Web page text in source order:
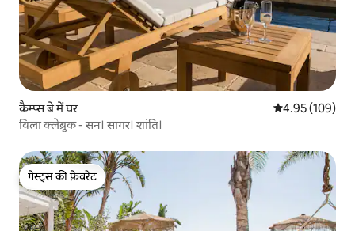
कैम्प्स बे में घर औसत रेटिंग 5 में से
4.95 (109)
विला क्लेब्रुक - सन। सागर। शांति।
गेस्ट्स की फ़ेवरेट
गेस्ट्स की फ़ेवरेट